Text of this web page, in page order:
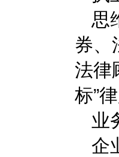
思
券、
法律
标”
业
企